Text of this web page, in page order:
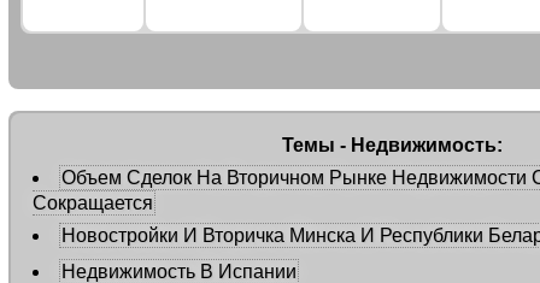
Темы - Недвижимость:
Объем Сделок На Вторичном Рынке Недвижимости
Сокращается
Новостройки И Вторичка Минска И Республики
Недвижимость В Испании